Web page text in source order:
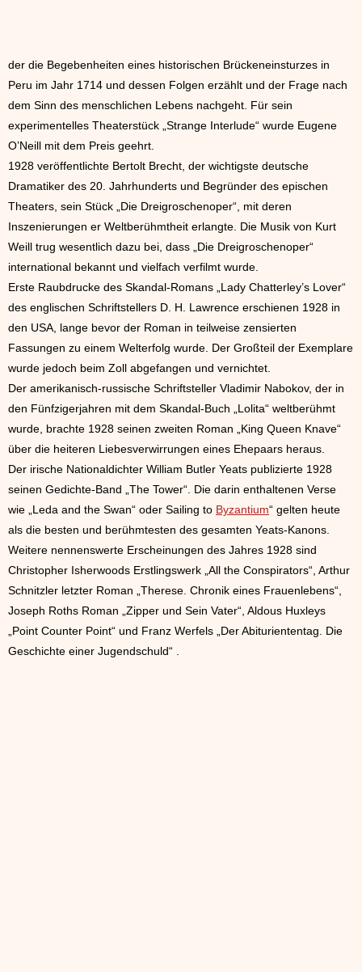
der die Begebenheiten eines historischen Brückeneinsturzes in
Peru im Jahr 1714 und dessen Folgen erzählt und der Frage nach
dem Sinn des menschlichen Lebens nachgeht. Für sein
experimentelles Theaterstück „Strange Interlude“ wurde Eugene
O’Neill mit dem Preis geehrt.
1928 veröffentlichte Bertolt Brecht, der wichtigste deutsche
Dramatiker des 20. Jahrhunderts und Begründer des epischen
Theaters, sein Stück „Die Dreigroschenoper“, mit deren
Inszenierungen er Weltberühmtheit erlangte. Die Musik von Kurt
Weill trug wesentlich dazu bei, dass „Die Dreigroschenoper“
international bekannt und vielfach verfilmt wurde.
Erste Raubdrucke des Skandal-Romans „Lady Chatterley’s Lover“
des englischen Schriftstellers D. H. Lawrence erschienen 1928 in
den USA, lange bevor der Roman in teilweise zensierten
Fassungen zu einem Welterfolg wurde. Der Großteil der Exemplare
wurde jedoch beim Zoll abgefangen und vernichtet.
Der amerikanisch-russische Schriftsteller Vladimir Nabokov, der in
den Fünfzigerjahren mit dem Skandal-Buch „Lolita“ weltberühmt
wurde, brachte 1928 seinen zweiten Roman „King Queen Knave“
über die heiteren Liebesverwirrungen eines Ehepaars heraus.
Der irische Nationaldichter William Butler Yeats publizierte 1928
seinen Gedichte-Band „The Tower“. Die darin enthaltenen Verse
wie „Leda and the Swan“ oder Sailing to Byzantium“ gelten heute
als die besten und berühmtesten des gesamten Yeats-Kanons.
Weitere nennenswerte Erscheinungen des Jahres 1928 sind
Christopher Isherwoods Erstlingswerk „All the Conspirators“, Arthur
Schnitzler letzter Roman „Therese. Chronik eines Frauenlebens“,
Joseph Roths Roman „Zipper und Sein Vater“, Aldous Huxleys
„Point Counter Point“ und Franz Werfels „Der Abituriententag. Die
Geschichte einer Jugendschuld“ .